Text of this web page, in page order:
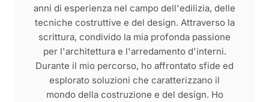
anni di esperienza nel campo dell'edilizia, delle
tecniche costruttive e del design. Attraverso la
scrittura, condivido la mia profonda passione
per l'architettura e l'arredamento d'interni.
Durante il mio percorso, ho affrontato sfide ed
esplorato soluzioni che caratterizzano il
mondo della costruzione e del design. Ho